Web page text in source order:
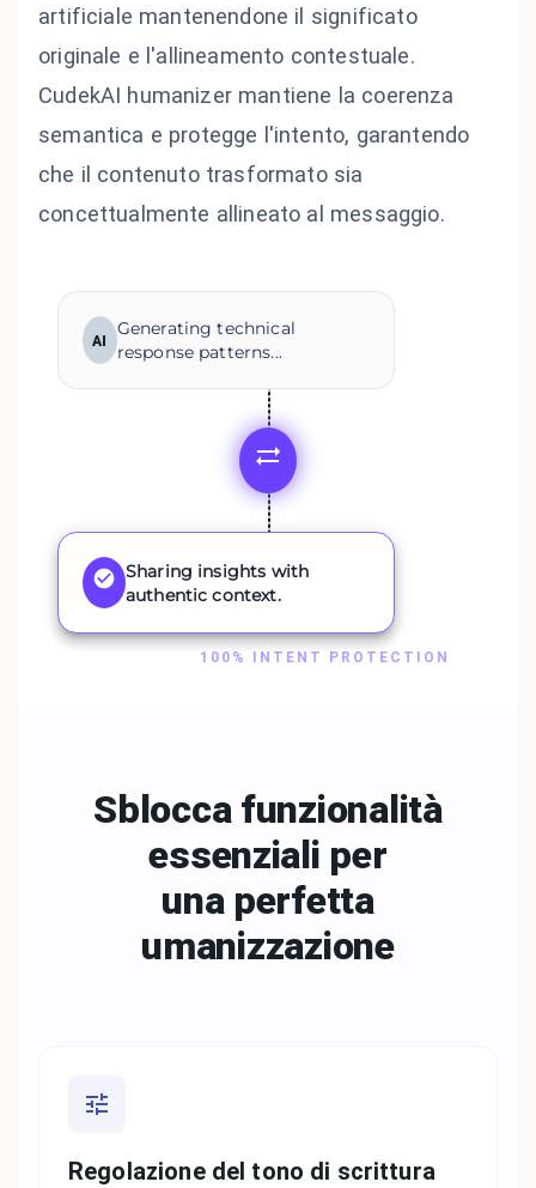
artificiale mantenendone il significato
originale e l'allineamento contestuale.
CudekAI humanizer mantiene la coerenza
semantica e protegge l'intento, garantendo
che il contenuto trasformato sia
concettualmente allineato al messaggio.
AI
Generating technical
response patterns...
Sharing insights with
authentic context.
100% INTENT PROTECTION
Sblocca funzionalità
essenziali per
una perfetta
umanizzazione
Regolazione del tono di scrittura